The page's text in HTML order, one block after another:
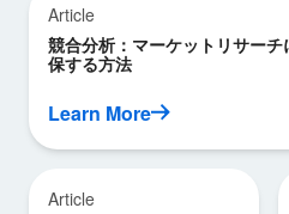
Article
競合分析：マーケットリサー
保する方法
Learn More
Article